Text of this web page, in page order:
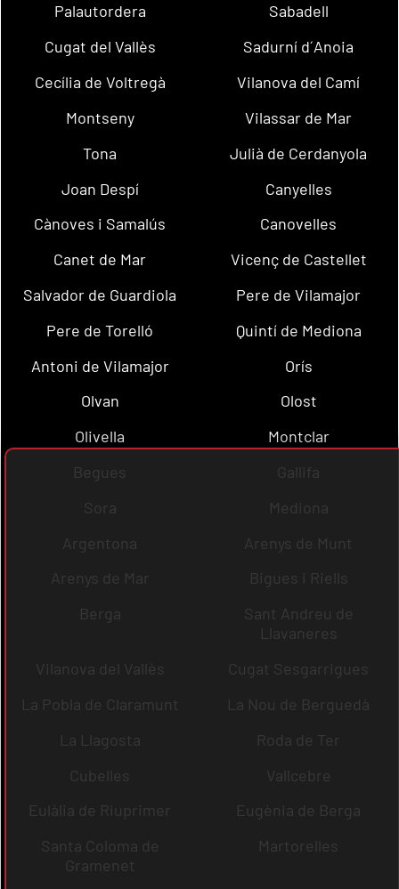
Palautordera
Sabadell
Cugat del Vallès
Sadurní d´Anoia
Cecília de Voltregà
Vilanova del Camí
Montseny
Vilassar de Mar
Tona
Julià de Cerdanyola
Joan Despí
Canyelles
Cànoves i Samalús
Canovelles
Canet de Mar
Vicenç de Castellet
Salvador de Guardiola
Pere de Vilamajor
Pere de Torelló
Quintí de Mediona
Antoni de Vilamajor
Orís
Olvan
Olost
Olivella
Montclar
Begues
Gallifa
Sora
Mediona
Argentona
Arenys de Munt
Arenys de Mar
Bigues i Riells
Berga
Sant Andreu de
Llavaneres
Vilanova del Vallès
Cugat Sesgarrigues
La Pobla de Claramunt
La Nou de Berguedà
La Llagosta
Roda de Ter
Cubelles
Vallcebre
Eulàlia de Riuprimer
Eugènia de Berga
Santa Coloma de
Gramenet
Martorelles